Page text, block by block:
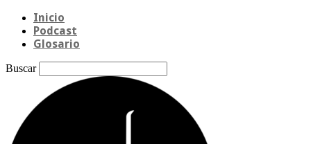
Inicio
Podcast
Glosario
Buscar